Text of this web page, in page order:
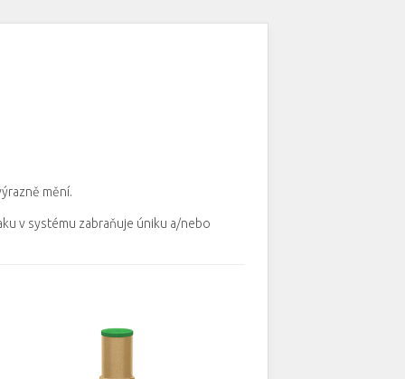
mění.
v systému zabraňuje úniku a/nebo